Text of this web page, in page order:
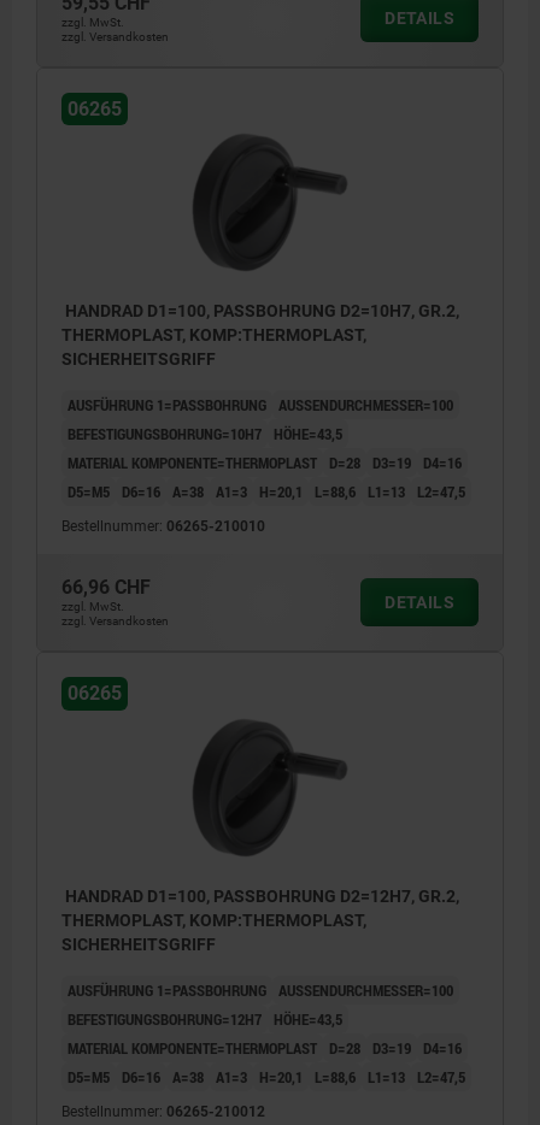
zzgl. MwSt.
zzgl. Versandkosten
DETAILS
06265
HANDRAD D1=100, PASSBOHRUNG D2=10H7, GR.2,
THERMOPLAST, KOMP:THERMOPLAST,
SICHERHEITSGRIFF
AUSFÜHRUNG 1=PASSBOHRUNG AUSSENDURCHMESSER=100
BEFESTIGUNGSBOHRUNG=10H7
HÖHE=43,5
MATERIAL KOMPONENTE=THERMOPLAST
D=28 D3=19
D4=16
D5=M5
D6=16 A=38 A1=3 H=20,1 L=88,6 L1=13 L2=47,5
Bestellnummer: 06265-210010
66,96 CHF
zzgl. MwSt.
zzgl. Versandkosten
DETAILS
06265
HANDRAD D1=100, PASSBOHRUNG D2=12H7, GR.2,
THERMOPLAST, KOMP:THERMOPLAST,
SICHERHEITSGRIFF
AUSFÜHRUNG 1=PASSBOHRUNG
AUSSENDURCHMESSER=100
BEFESTIGUNGSBOHRUNG=12H7
HÖHE=43,5
MATERIAL KOMPONENTE=THERMOPLAST
D=28 D3=19
D4=16
D5=M5
D6=16 A=38 A1=3 H=20,1 L=88,6 L1=13 L2=47,5
Bestellnummer: 06265-210012